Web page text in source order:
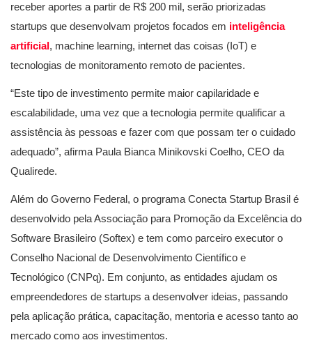
receber aportes a partir de R$ 200 mil, serão priorizadas
startups que desenvolvam projetos focados em inteligência
artificial, machine learning, internet das coisas (IoT) e
tecnologias de monitoramento remoto de pacientes.
“Este tipo de investimento permite maior capilaridade e
escalabilidade, uma vez que a tecnologia permite qualificar a
assistência às pessoas e fazer com que possam ter o cuidado
adequado”, afirma Paula Bianca Minikovski Coelho, CEO da
Qualirede.
Além do Governo Federal, o programa Conecta Startup Brasil é
desenvolvido pela Associação para Promoção da Excelência do
Software Brasileiro (Softex) e tem como parceiro executor o
Conselho Nacional de Desenvolvimento Científico e
Tecnológico (CNPq). Em conjunto, as entidades ajudam os
empreendedores de startups a desenvolver ideias, passando
pela aplicação prática, capacitação, mentoria e acesso tanto ao
mercado como aos investimentos.